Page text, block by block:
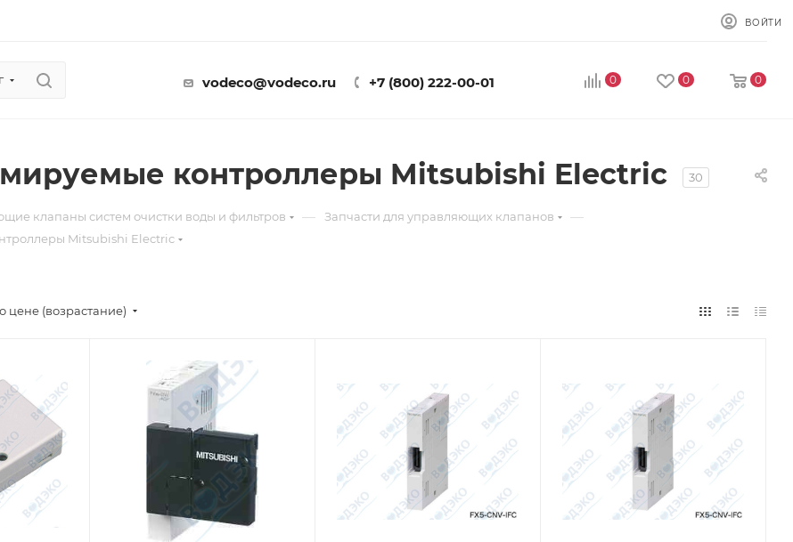
ВОЙТИ
vodeco@vodeco.ru +7 (800) 222-00-01 0 0 0
контроллеры Mitsubishi Electric 30
клапаны систем очистки воды и фильтров — Запчасти для управляющих клапанов —
Mitsubishi Electric
цене (возрастание)